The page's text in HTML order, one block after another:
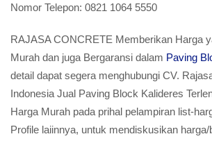
Nomor Telepon: 0821 1064 5550
RAJASA CONCRETE Memberikan Harga
Murah dan juga Bergaransi dalam Paving
detail dapat segera menghubungi CV.
Indonesia Jual Paving Block Kalideres
Harga Murah pada prihal pelampiran list-
Profile laiinnya, untuk mendiskusikan harga/